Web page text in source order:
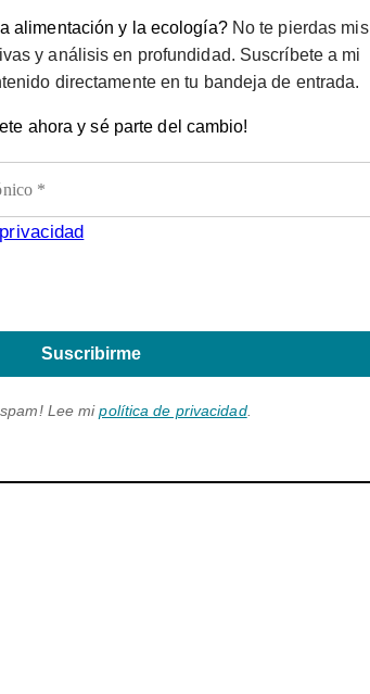
alimentación y la ecología?No te pierdas mis
y análisis en profundidad. Suscríbete a mi
directamente en tu bandeja de entrada.
ahora y sé parte del cambio!
Suscribirme
spam! Lee mipolítica de privacidad.